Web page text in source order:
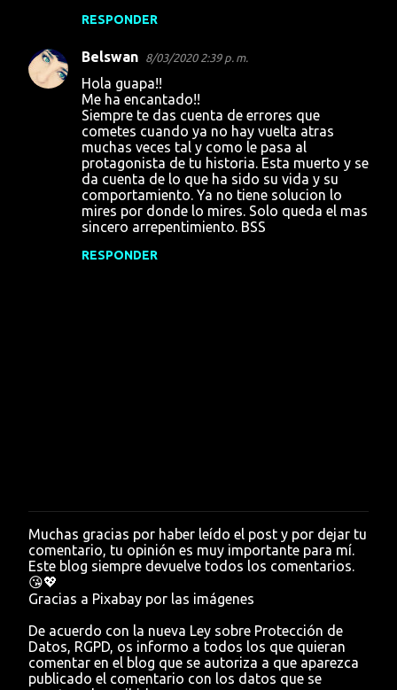
RESPONDER
Belswan 8/03/2020 2:39 p. m.
Hola guapa!!
Me ha encantado!!
Siempre te das cuenta de errores que
cometes cuando ya no hay vuelta atras
muchas veces tal y como le pasa al
protagonista de tu historia. Esta muerto y se
da cuenta de lo que ha sido su vida y su
comportamiento. Ya no tiene solucion lo
mires por donde lo mires. Solo queda el mas
sincero arrepentimiento. BSS
RESPONDER
P
u
b
l
i
a
r
u
n
Muchas gracias por haber leído el post y por dejar tu
comentario, tu opinión es muy importante para mí.
Este blog siempre devuelve todos los comentarios.
😘💖
Gracias a Pixabay por las imágenes
De acuerdo con la nueva Ley sobre Protección de
Datos, RGPD, os informo a todos los que quieran
comentar en el blog que se autoriza a que aparezca
publicado el comentario con los datos que se